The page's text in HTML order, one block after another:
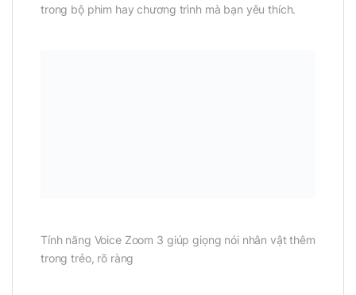
trong bộ phim hay chương trình mà bạn yêu thích.
Tính năng Voice Zoom 3 giúp giọng nói nhân vật thêm
trong trẻo, rõ ràng